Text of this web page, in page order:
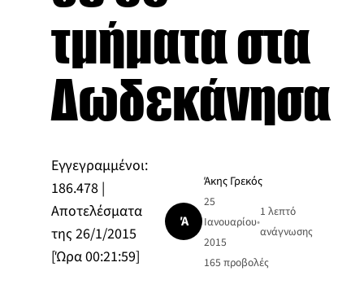
τμήματα στα
Δωδεκάνησα
Εγγεγραμμένοι:
186.478 |
Αποτελέσματα
της 26/1/2015
[Ώρα 00:21:59]
Ά
Άκης Γρεκός
25
Ιανουαρίου
2015
•
1 λεπτό
ανάγνωσης
165 προβολές